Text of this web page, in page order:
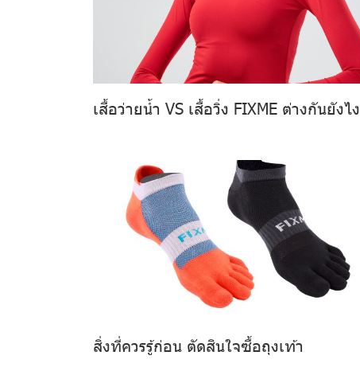
เสื้อว่ายน้ำ VS เสื้อวิ่ง FIXME ต่างกันยังไง
สิ่งที่ควรรู้ก่อน ตัดสินใจซื้อถุงเท้า